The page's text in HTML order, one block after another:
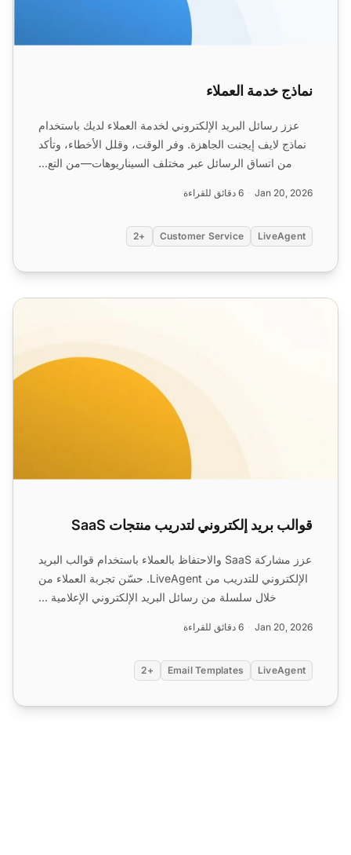
نماذج خدمة العملاء
عزز رسائل البريد الإلكتروني لخدمة العملاء لديك باستخدام
نماذج لايف إيجنت الجاهزة. وفر الوقت، وقلل الأخطاء، وتأكد
من اتساق الرسائل عبر مختلف السيناريوهات—من التع...
Jan 20, 2026 6 دقائق للقراءة
LiveAgent
Customer Service
+2
قوالب بريد إلكتروني لتدريب منتجات SaaS
قوالب بريد إلكتروني لتدريب منتجات SaaS
عزز مشاركة SaaS والاحتفاظ بالعملاء باستخدام قوالب البريد
الإلكتروني للتدريب من LiveAgent. حسّن تجربة العملاء من
خلال سلسلة من رسائل البريد الإلكتروني الإعلامية ...
Jan 20, 2026 6 دقائق للقراءة
LiveAgent
Email Templates
+2